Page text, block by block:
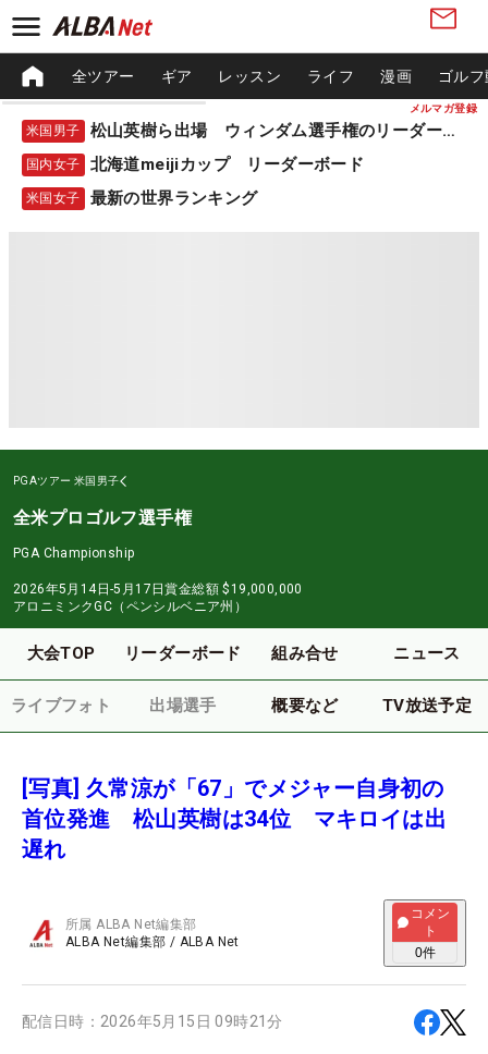
メルマガ登録
全ツアー ギア レッスン ライフ 漫画 ゴル
米国男子 松山英樹ら出場 ウィンダム選手権のリーダーボード
国内女子 北海道meijiカップ リーダーボード
米国女子 最新の世界ランキング
PGAツアー 米国男子
全米プロゴルフ選手権
PGA Championship
2026年5月14日-5月17日賞金総額 $19,000,000
アロニミンクGC（ペンシルベニア州）
大会TOP リーダーボード 組み合せ ニュース
ライブフォト 出場選手 概要など TV放送予定
[写真] 久常涼が「67」でメジャー自身初の
首位発進 松山英樹は34位 マキロイは出
遅れ
所属ALBA Net編集部
ALBA Net編集部 / ALBA Net
コメン
ト
0件
配信日時： 2026年5月15日 09時21分